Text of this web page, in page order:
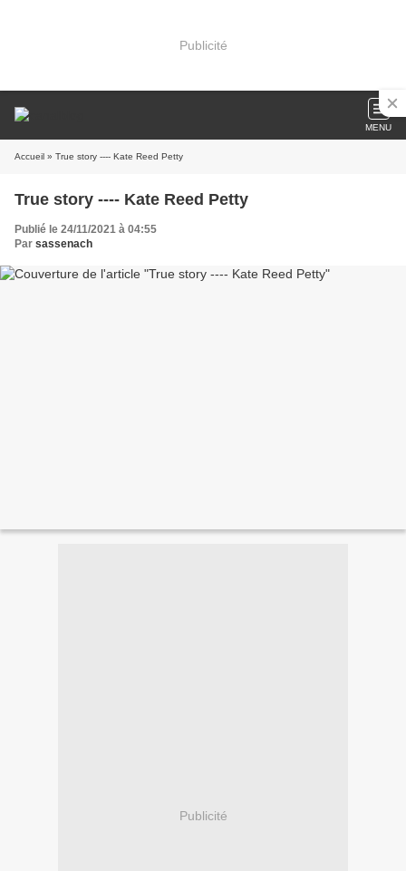
Publicité
MENU
Accueil » True story ---- Kate Reed Petty
True story ---- Kate Reed Petty
Publié le 24/11/2021 à 04:55
Par sassenach
Publicité